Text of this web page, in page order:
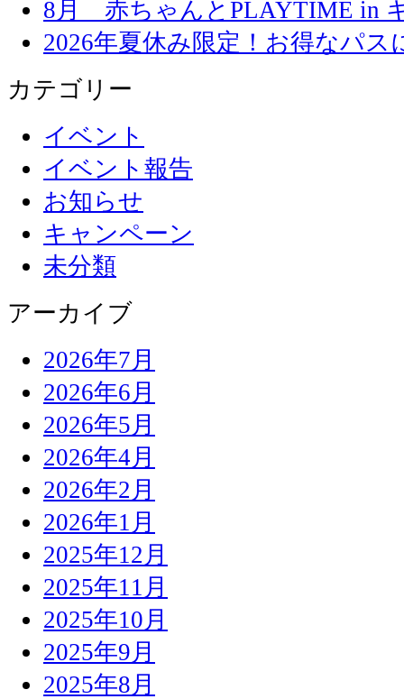
8月 赤ちゃんとPLAYTIME in
2026年夏休み限定！お得なパス
カテゴリー
イベント
イベント報告
お知らせ
キャンペーン
未分類
アーカイブ
2026年7月
2026年6月
2026年5月
2026年4月
2026年2月
2026年1月
2025年12月
2025年11月
2025年10月
2025年9月
2025年8月